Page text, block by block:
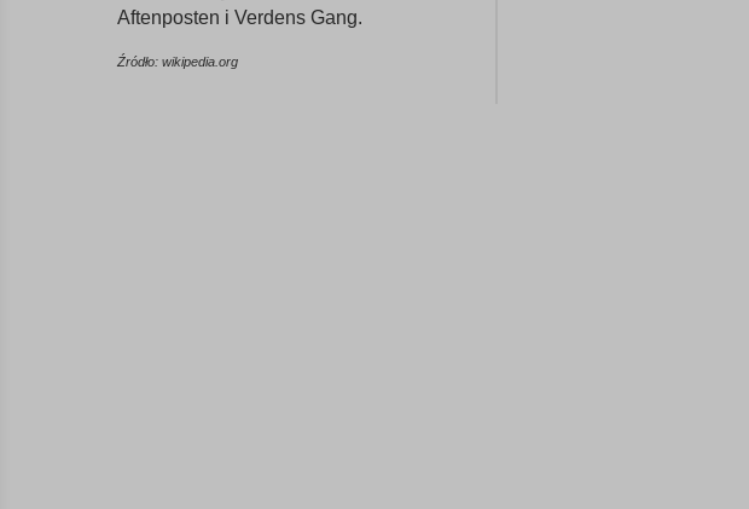
Aftenposten i Verdens Gang.
Źródło: wikipedia.org